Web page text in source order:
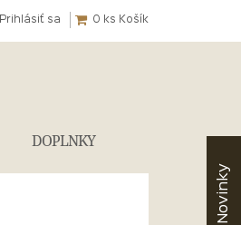
Prihlásiť sa 0 ks Košík
DOPLNKY
Novinky